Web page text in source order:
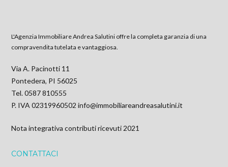
L'Agenzia Immobiliare Andrea Salutini offre la completa garanzia di una
compravendita tutelata e vantaggiosa.
Via A. Pacinotti 11
Pontedera, PI 56025
Tel. 0587 810555
P. IVA 02319960502info@immobiliareandreasalutini.it
Nota integrativa contributi ricevuti 2021
CONTATTACI